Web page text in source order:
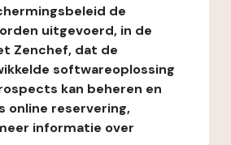
de
uitgevoerd, in de
Zenchef, dat de
softwareoplossing
kan beheren en
online reservering,
informatie over